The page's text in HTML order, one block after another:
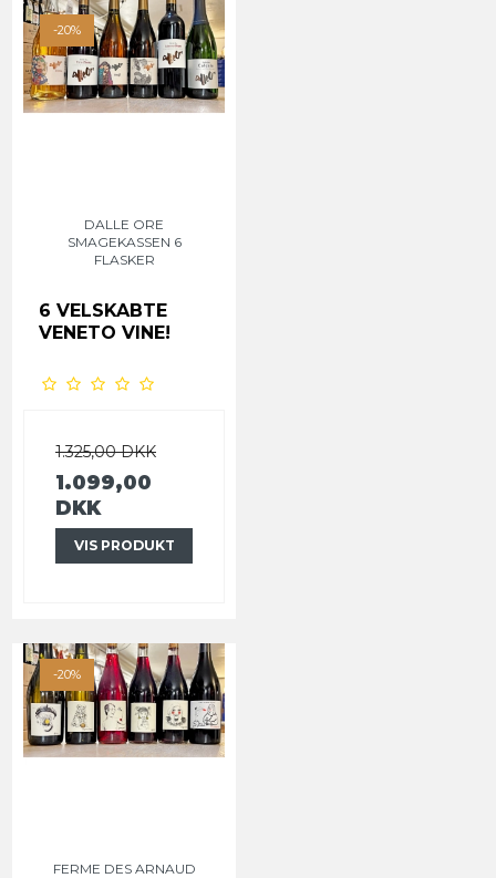
-20%
DALLE ORE
SMAGEKASSEN 6
FLASKER
6 VELSKABTE
VENETO VINE!
1.325,00 DKK
1.099,00
DKK
VIS PRODUKT
-20%
FERME DES ARNAUD